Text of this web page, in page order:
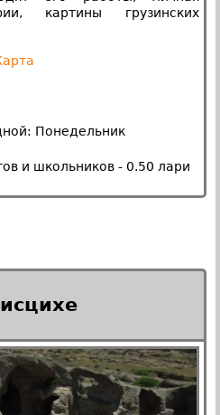
картины грузинских
Понедельник
и школьников - 0.50 лари